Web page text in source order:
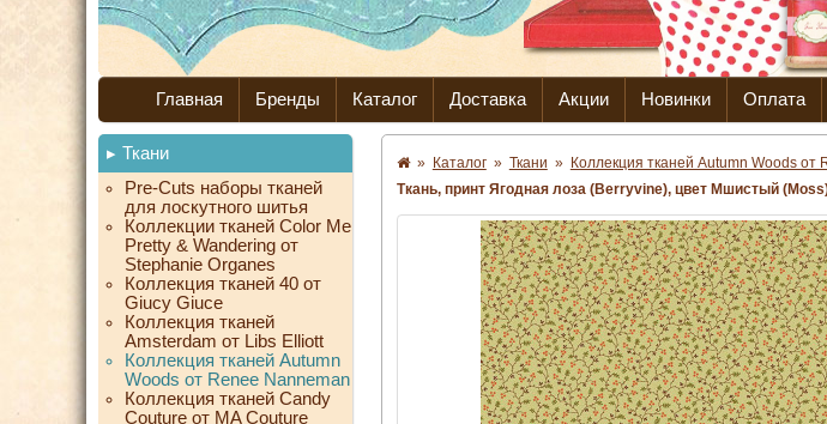
Главная Бренды Каталог Доставка Акции Новинки Оплата
Ткани
Pre-Cuts наборы тканей
для лоскутного шитья
Коллекции тканей Color Me
Pretty & Wandering от
Stephanie Organes
Коллекция тканей 40 от
Giucy Giuce
Коллекция тканей
Amsterdam от Libs Elliott
Коллекция тканей Autumn
Woods от Renee Nanneman
Коллекция тканей Candy
Couture от MA Couture
» Каталог » Ткани » Коллекция тканей Autumn Woods от
Ткань, принт Ягодная лоза (Berryvine), цвет Мшистый